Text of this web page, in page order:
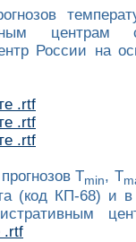
центрам
России на
.rtf
.rtf
.rtf
Tmin, T
(код КП-68) и в
.rtf